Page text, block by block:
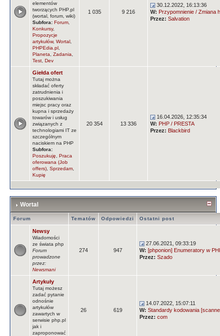
elementów
tworzących PHP.pl
(wortal, forum, wiki)
Subfora: Forum
Konkursy,
Propozycje
artykułów, Wortal
PHPEdia.pl
Planeta
Zadania
Test Dev
1 035 9 216
30.12.2022, 16:13:36
W: Przypomnienie / Zmiana
Przez: Salvation
Giełda ofert
Tutaj można
składać oferty
zatrudnienia i
poszukiwania
miejsc pracy oraz
kupna i sprzedaży
towarów i usług
związanych z
technologiami IT ze
szczególnym
naciskiem na PHP
Subfora:
Poszukuję
Praca
oferowana (Job
offers) Sprzedam
Kupię
20 354 13 336
16.04.2026, 12:35:34
W: PHP / PRESTA
Przez: Blackbird
Wortal
Forum Tematów Odpowiedzi Ostatni post
Newsy
Wiadomości
ze świata php
Forum
prowadzone
przez:
Newsmani
274 947
27.06.2021, 09:33:19
W: [phponion] Enumeratory w
Przez: Szado
Artykuły
Tutaj możesz
zadać pytanie
odnośnie
artykułów
zawartych w
serwisie php.pl
jak i
zaproponować
26 619
14.07.2022, 15:07:11
W: Standardy kodowania
Przez: com